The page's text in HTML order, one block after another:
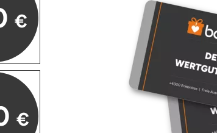
€
€